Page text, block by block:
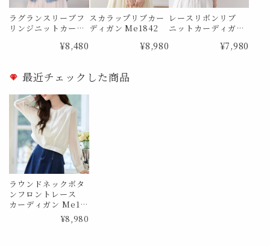
ラグランスリーブフ
リンジニットカー
¥8,480
スカラップリブカー
ディガン Me1842
¥8,980
レースリボンリブ
ニットカーディガン
¥7,980
最近チェックした商品
ラウンドネックボタ
ンフロントレース
カーディガン Me10
¥8,980